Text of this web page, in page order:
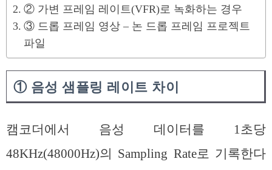
② 가변 프레임 레이트(VFR)로 녹화하는 경우
③ 드롭 프레임 영상 – 논 드롭 프레임 프로젝트
파일
① 음성 샘플링 레이트 차이
캠코더에서 음성 데이터를 1초당
48KHz(48000Hz)의 Sampling Rate로 기록한다